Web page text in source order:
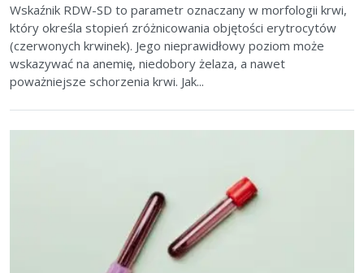
Wskaźnik RDW-SD to parametr oznaczany w morfologii krwi,
który określa stopień zróżnicowania objętości erytrocytów
(czerwonych krwinek). Jego nieprawidłowy poziom może
wskazywać na anemię, niedobory żelaza, a nawet
poważniejsze schorzenia krwi. Jak...